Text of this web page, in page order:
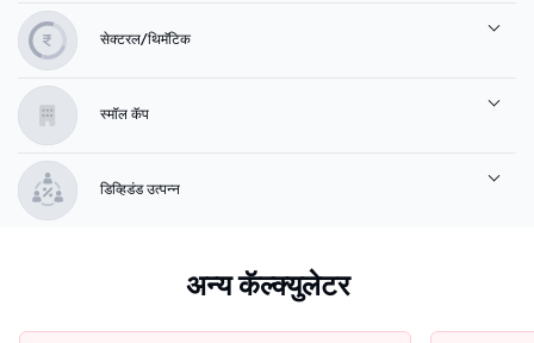
सेक्टरल/थिमॅटिक
स्मॉल कॅप
डिव्हिडंड उत्पन्न
अन्य कॅल्क्युलेटर